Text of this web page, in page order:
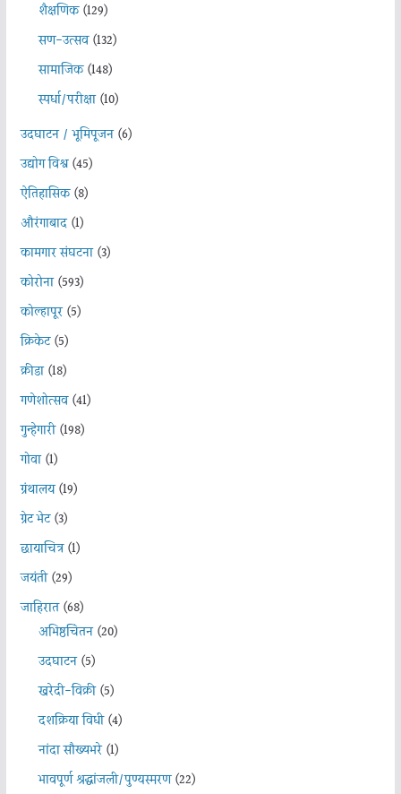
शैक्षणिक(129)
सण-उत्सव(132)
सामाजिक(148)
स्पर्धा/परीक्षा(10)
उदघाटन / भूमिपूजन(6)
उद्योग विश्व(45)
ऐतिहासिक(8)
औरंगाबाद(1)
कामगार संघटना(3)
कोरोना(593)
कोल्हापूर(5)
क्रिकेट(5)
क्रीडा(18)
गणेशोत्सव(41)
गुन्हेगारी(198)
गोवा(1)
ग्रंथालय(19)
ग्रेट भेट(3)
छायाचित्र(1)
जयंती(29)
जाहिरात(68)
अभिष्ठचिंतन(20)
उदघाटन(5)
खरेदी-विक्री(5)
दशक्रिया विधी(4)
नांदा सौख्यभरे(1)
भावपूर्ण श्रद्धांजली/पुण्यस्मरण(22)